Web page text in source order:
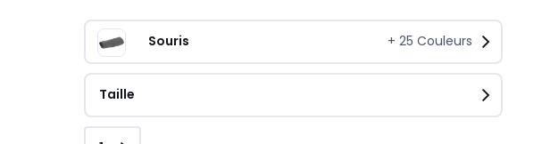
Souris + 25 Couleurs
Taille